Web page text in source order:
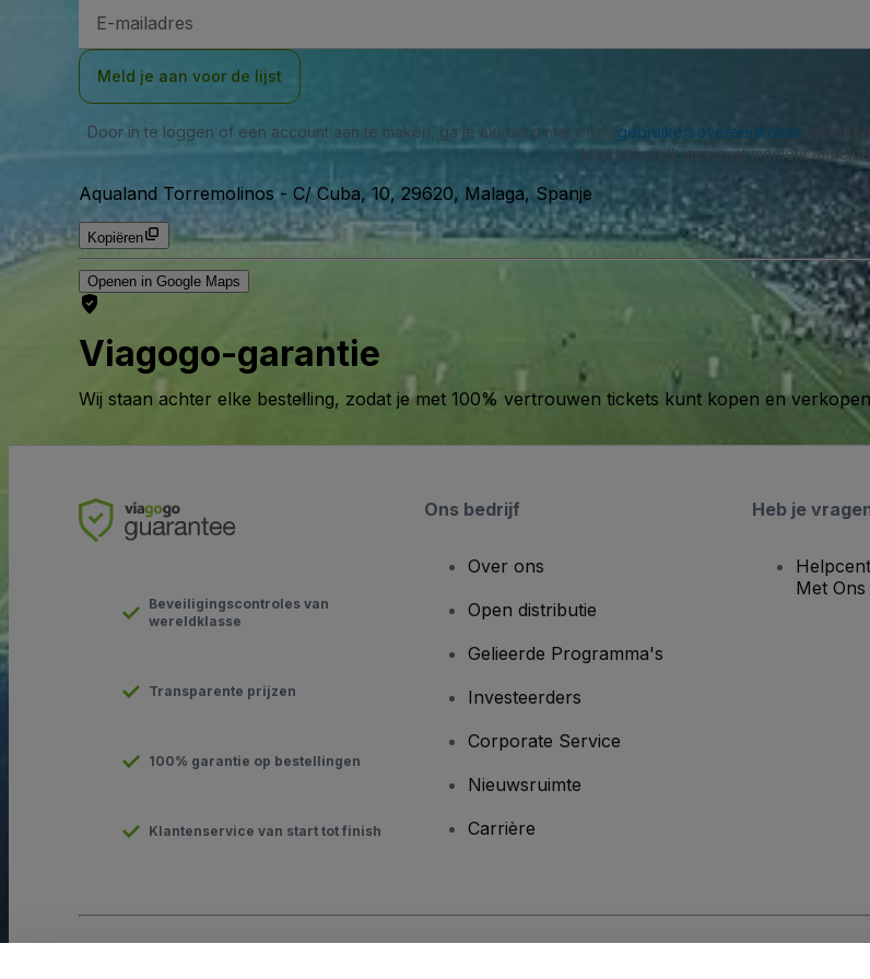
mailadres
Meld je aan voor de lijst
Door in te loggen of een account aan te maken, ga je akkoord met onze gebruikersovereenkomst en
kunt je op elk gewenst moment
Aqualand Torremolinos - C/ Cuba, 10, 29620, Malaga, Spanje
Kopiëren
Openen in Google Maps
Viagogo-garantie
Wij staan achter elke bestelling, zodat je met 100% vertrouwen tickets kunt kopen en
Beveiligingscontroles van
wereldklasse
Transparente prijzen
100% garantie op bestellingen
Klantenservice van start tot finish
Ons bedrijf
Over ons
Open distributie
Gelieerde Programma's
Investeerders
Corporate Service
Nieuwsruimte
Carrière
Heb je
Met Ons